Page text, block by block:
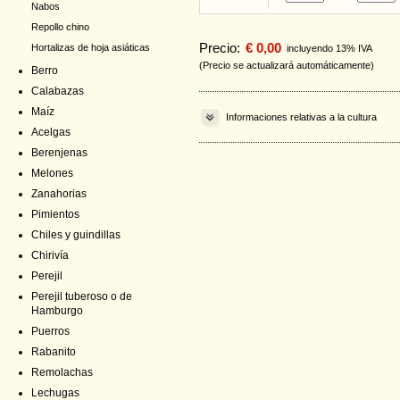
Nabos
Repollo chino
Hortalizas de hoja asiáticas
Berro
Calabazas
Maíz
Acelgas
Berenjenas
Melones
Zanahorias
Pimientos
Chiles y guindillas
Chirivía
Perejil
Perejil tuberoso o de
Hamburgo
Puerros
Rabanito
Remolachas
Lechugas
Precio: € 0,00 incluyendo 13% IVA
(Precio se actualizará automáticamente)
Informaciones relativas a la cultura